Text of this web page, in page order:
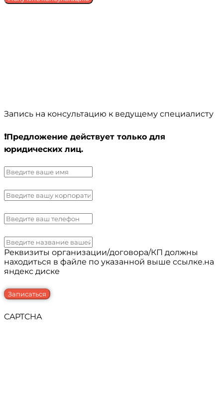
Запись на консультацию к ведущему специалисту
❗️Предложение действует только для
юридических лиц.
Реквизиты организации/договора/КП должны
находиться в файле по указанной выше ссылке.на
яндекс диске
Записаться
CAPTCHA